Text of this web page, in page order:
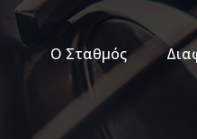
Ο Σταθμός